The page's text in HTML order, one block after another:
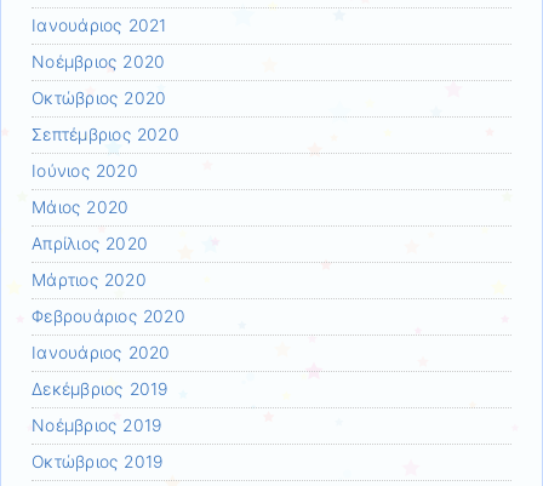
Ιανουάριος 2021
Νοέμβριος 2020
Οκτώβριος 2020
Σεπτέμβριος 2020
Ιούνιος 2020
Μάιος 2020
Απρίλιος 2020
Μάρτιος 2020
Φεβρουάριος 2020
Ιανουάριος 2020
Δεκέμβριος 2019
Νοέμβριος 2019
Οκτώβριος 2019